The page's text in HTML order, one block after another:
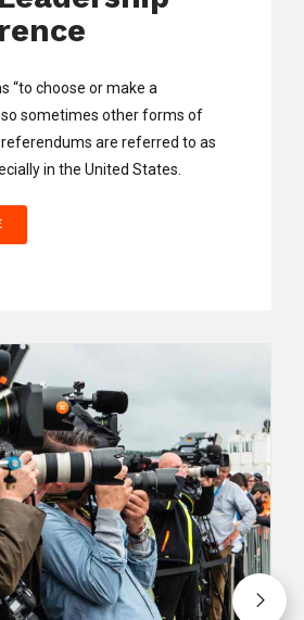
“to choose or make a
so sometimes other forms of
referendums are referred to as
in the United States.